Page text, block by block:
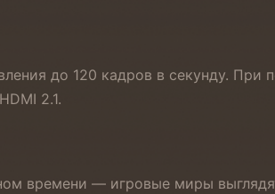
до 120 кадров в секунду.
2.1.
времени — игровые миры